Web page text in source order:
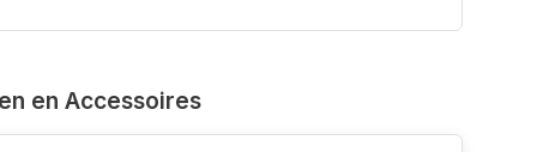
en Accessoires